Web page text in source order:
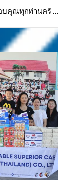
บคุณทุกท่านครั …